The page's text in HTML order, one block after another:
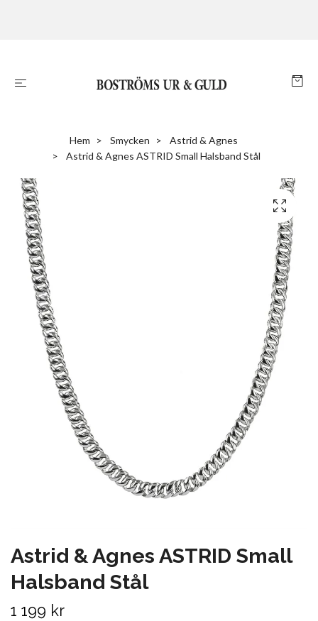
Hem Smycken
Astrid & Agnes
Astrid & Agnes ASTRID Small Halsband Stål
Astrid & Agnes ASTRID Small
Halsband Stål
1 199 kr